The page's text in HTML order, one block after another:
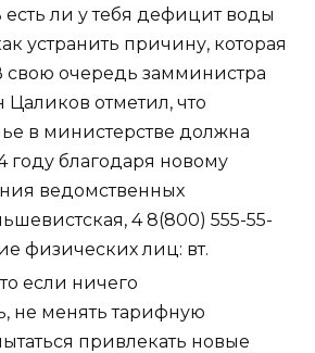
есть ли у тебя дефицит воды
устранить причину, которая
свою очередь замминистра
отметил, что
в министерстве должна
году благодаря новому
ведомственных
4 8(800) 555-55-
физических лиц: вт.
если ничего
не менять тарифную
привлекать новые